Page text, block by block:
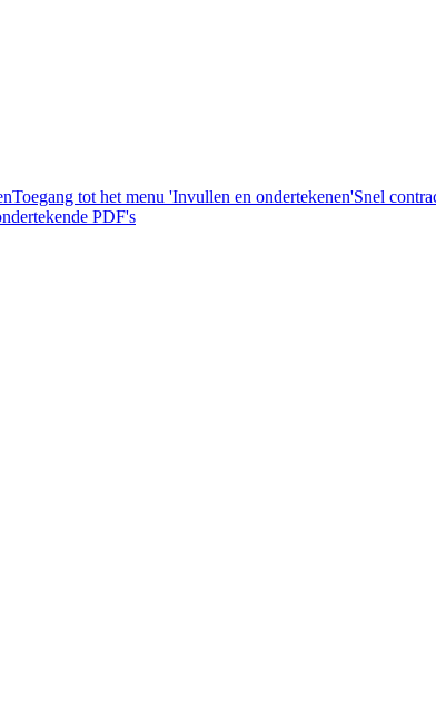
Toegang tot het menu 'Invullen en ondertekenen'Snel
PDF's